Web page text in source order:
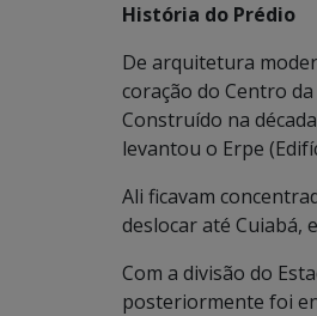
História do Prédio
De arquitetura
coração do Centro
Construído na
levantou o Erpe
Ali ficavam
deslocar até Cuiabá,
Com a divisão do
posteriormente foi